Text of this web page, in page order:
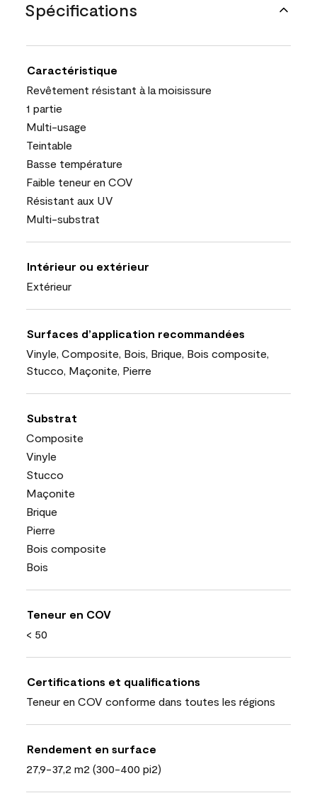
Spécifications
Caractéristique
Revêtement résistant à la moisissure
1 partie
Multi-usage
Teintable
Basse température
Faible teneur en COV
Résistant aux UV
Multi-substrat
Intérieur ou extérieur
Extérieur
Surfaces d’application recommandées
Vinyle, Composite, Bois, Brique, Bois composite,
Stucco, Maçonite, Pierre
Substrat
Composite
Vinyle
Stucco
Maçonite
Brique
Pierre
Bois composite
Bois
Teneur en COV
< 50
Certifications et qualifications
Teneur en COV conforme dans toutes les régions
Rendement en surface
27,9-37,2 m2 (300-400 pi2)